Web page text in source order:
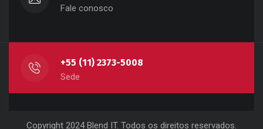
Fale conosco
+55 (11) 2373-5008
Sede
Copyright 2024 Blend IT. Todos os direitos reservados.